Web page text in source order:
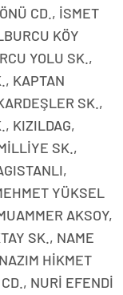
CD., İSMET
KÖY
YOLU SK.,
KAPTAN
SK.,
KIZILDAG,
SK.,
YÜKSEL
AKSOY,
SK., NAME
HİKMET
NURİ EFENDİ